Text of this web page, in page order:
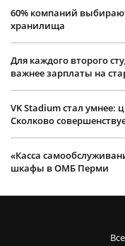
60% компаний
хранилища
Для каждого второго
важнее зарплаты на
VK Stadium стал умнее:
Сколково
«Касса
шкафы в ОМБ Перми